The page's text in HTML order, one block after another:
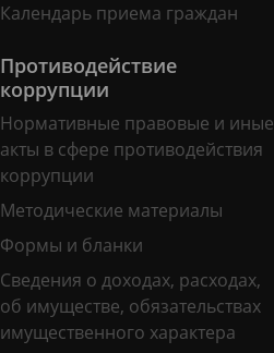
Календарь приема граждан
Противодействие
коррупции
Нормативные правовые и иные
акты в сфере противодействия
коррупции
Методические материалы
Формы и бланки
Сведения о доходах, расходах,
об имуществе, обязательствах
имущественного характера